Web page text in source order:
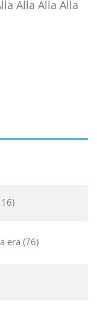
Alla Alla Alla
era 76